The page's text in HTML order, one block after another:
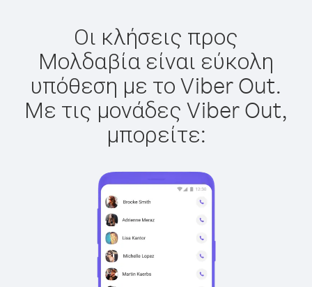
Οι κλήσεις προς
Μολδαβία είναι εύκολη
υπόθεση με το Viber Out.
Με τις μονάδες Viber Out,
μπορείτε: